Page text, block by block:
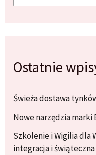
Ostatnie
Świeża dostawa
Nowe narzędzia marki
Szkolenie i Wigilia dla
integracja i